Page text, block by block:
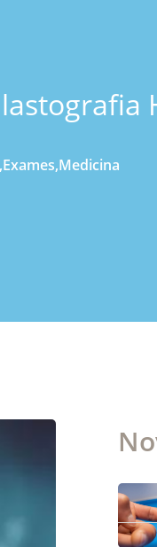
,Exames,Medicina